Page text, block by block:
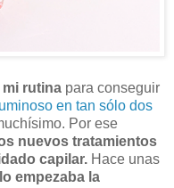
mi rutina para conseguir
en tan sólo dos
Por ese
nuevos tratamientos
capilar. Hace unas
empezaba la